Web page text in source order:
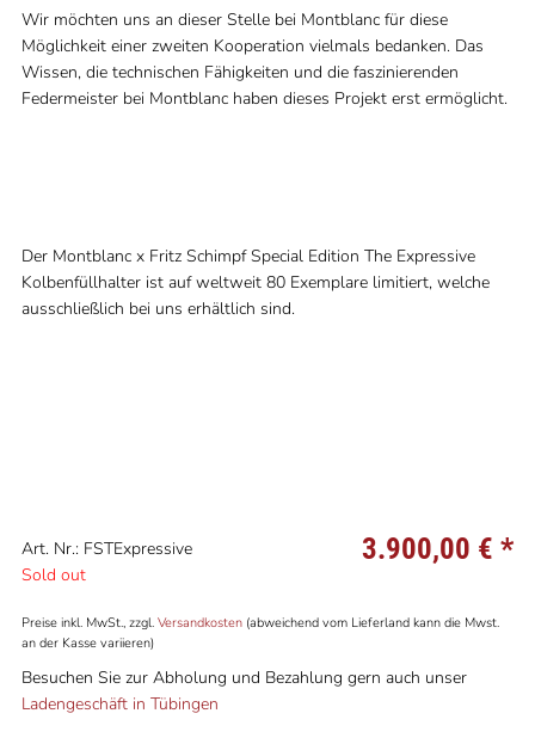
Wir möchten uns an dieser Stelle bei Montblanc für diese
Möglichkeit einer zweiten Kooperation vielmals bedanken. Das
Wissen, die technischen Fähigkeiten und die faszinierenden
Federmeister bei Montblanc haben dieses Projekt erst ermöglicht.
Der Montblanc x Fritz Schimpf Special Edition The Expressive
Kolbenfüllhalter ist auf weltweit 80 Exemplare limitiert, welche
ausschließlich bei uns erhältlich sind.
Art. Nr.: FSTExpressive
Sold out
3.900,00 € *
Preise inkl. MwSt., zzgl. Versandkosten(abweichend vom Lieferland kann die Mwst.
an der Kasse variieren)
Besuchen Sie zur Abholung und Bezahlung gern auch unser
Ladengeschäft in Tübingen